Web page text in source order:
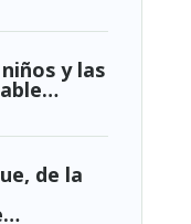
y las
de la